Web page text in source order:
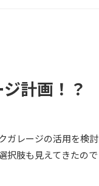
計画！？
ガレージの活用を検
択肢も見えてきたの